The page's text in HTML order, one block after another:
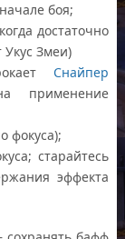
боя;
достаточно
Змеи)
Снайпер
применение
фокуса);
старайтесь
эффекта